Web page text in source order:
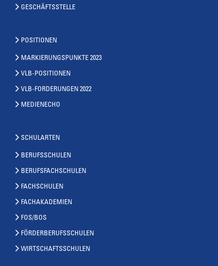
GESCHÄFTSSTELLE
POSITIONEN
MARKIERUNGSPUNKTE 2023
VLB-POSITIONEN
VLB-FORDERUNGEN 2022
MEDIENECHO
SCHULARTEN
BERUFSSCHULEN
BERUFSFACHSCHULEN
FACHSCHULEN
FACHAKADEMIEN
FOS/BOS
FÖRDERBERUFSSCHULEN
WIRTSCHAFTSSCHULEN